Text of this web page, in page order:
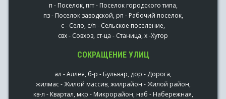
п - Поселок, пгт - Поселок городского типа,
пз - Поселок заводской, рп - Рабочий поселок,
с - Село, с/п - Сельское поселение,
свх - Совхоз, ст-ца - Станица, х -Хутор
СОКРАЩЕНИЕ УЛИЦ
ал - Аллея, б-р - Бульвар, дор - Дорога,
жилмас - Жилой массив, жилрайон - Жилой район,
кв-л - Квартал, мкр - Микрорайон, наб - Набережная,